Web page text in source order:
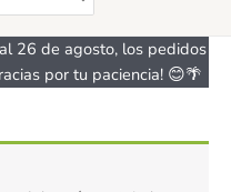
26 de agosto, los pedidos
por tu paciencia! 😊🌴